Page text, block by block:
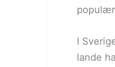
I
lande